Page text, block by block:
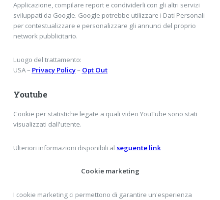
Applicazione, compilare report e condividerli con gli altri servizi
sviluppati da Google. Google potrebbe utilizzare i Dati Personali
per contestualizzare e personalizzare gli annunci del proprio
network pubblicitario.
Luogo del trattamento:
USA – Privacy Policy– Opt Out
Youtube
Cookie per statistiche legate a quali video YouTube sono stati
visualizzati dall'utente.
Ulteriori informazioni disponibili al seguente link
Cookie marketing
I cookie marketing ci permettono di garantire un'esperienza